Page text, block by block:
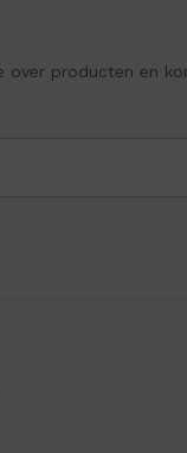
over producten en